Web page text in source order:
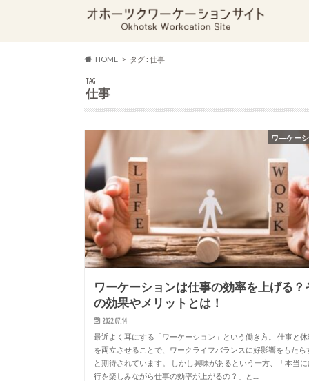
HOME タグ : 仕事
TAG
仕事
ワ―ケー
ワーケーションは仕事の効率を上げる？
の効果やメリットとは！
2022.07.14
最近よく耳にする「ワーケーション」という働き方。 仕事と
を両立させることで、ワークライフバランスに好影響をもたら
と期待されています。 しかし興味があるという一方、「本当
行を楽しみながら仕事の効率が上がるの？」と…